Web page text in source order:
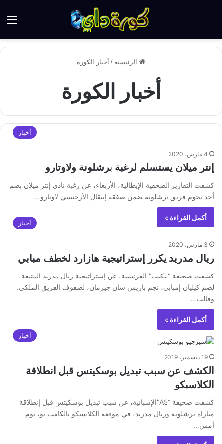
الرئيسية / أخبار الكورة
أخبار الكورة
أخبار
4 مارس، 2020
إنتر ميلان يستسلم لرغبة برشلونة ولاوتارو
كشفت التقارير الصحفية الإيطالية، الأربعاء، عن رغبة نادي إنتر ميلان بضم
أحد نجوم فريق برشلونة ضمن صفقة إنتقال الأرجنتيني لاوتارو…
أكمل القراءة »
أخبار
3 مارس، 2020
ريال مدريد يكرر إستراتيجية هازارد لخطف مبابي
كشفت صحيفة “ليكيب” الفرنسية، عن إستراتيجية ريال مدريد المتبعة،
لضم كيليان إمبابي، نجم باريس سان جيرمان، لصفوف الفريق الملكي.
وقالت…
أكمل القراءة »
أخبار
19 ديسمبر، 2019
الكشف عن سبب تبديل بوسكيتس قبل انطلاقة
الكلاسيكو
كشفت صحيفة “AS”الإسبانية، عن سبب تبديل بوسكيتس قبل إنطلاقة
مباراة برشلونة وريال مدريد، في موقعة الكلاسيكو بالكامب نو، يوم
أمس…